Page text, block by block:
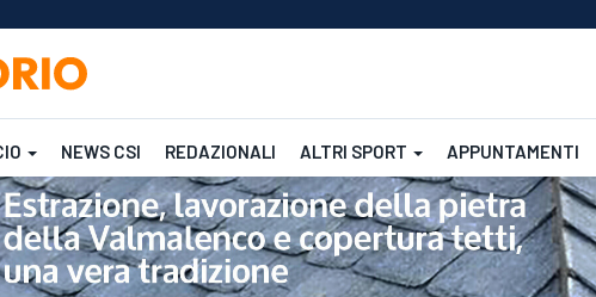
Femminile CSI CSI
NEWS CSI REDAZIONALI ALTRI SPORT APPUNTAMENTI